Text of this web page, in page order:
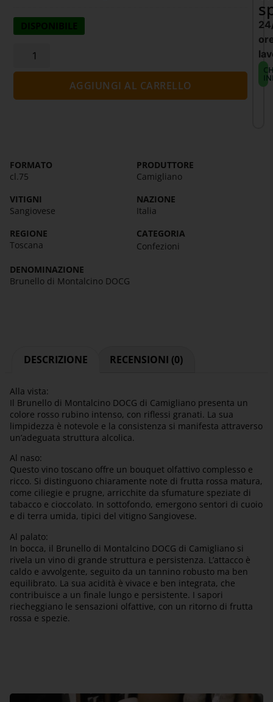
DISPONIBILE
AGGIUNGI AL CARRELLO
FORMATO
cl.75
PRODUTTORE
Camigliano
VITIGNI
Sangiovese
NAZIONE
Italia
REGIONE
Toscana
CATEGORIA
Confezioni
DENOMINAZIONE
Brunello di Montalcino DOCG
DESCRIZIONE RECENSIONI (0)
Alla vista:
Il Brunello di Montalcino DOCG di Camigliano presenta un
colore rosso rubino intenso, con riflessi granati. La sua
limpidezza è notevole e la consistenza si manifesta attraverso
un’adeguata struttura alcolica.
Al naso:
Questo vino toscano offre un bouquet olfattivo complesso e
ricco. Si distinguono chiaramente note di frutta rossa matura,
come ciliegie e prugne, arricchite da sfumature speziate di
tabacco e cioccolato. In sottofondo, emergono sentori di cuoio
e di terra umida, tipici del vitigno Sangiovese.
Al palato:
In bocca, il Brunello di Montalcino DOCG di Camigliano si
rivela un vino di grande struttura e persistenza. L’attacco è
caldo e avvolgente, seguito da un tannino robusto ma ben
equilibrato. La sua acidità è vivace e ben integrata, che
contribuisce a un finale lungo e persistente. I sapori
riecheggiano le sensazioni olfattive, con un ritorno di frutta
rossa e spezie.